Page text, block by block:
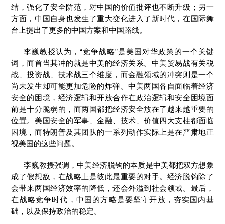
结，强化了安全防范，对中国的价值批评也不断升级；另一
方面，中国自身也发生了重大变化进入了新时代，在国际舞
台上提出了更多的中国方案和中国路线。
李巍教授认为，“竞争战略”是美国对华政策的一个关键
词，而首当其冲的就是中美的经济关系。中美贸易战有关税
战、投资战、技术战三个维度，而金融领域的冲突则是一个
尚未发生却可能更加危险的炸弹。中美两国各自面临着经济
安全的困境，经济逻辑和开放合作在政治逻辑和安全困境面
前是十分脆弱的，而两国都把经济安全放在了越来越重要的
位置。美国安全的军事、金融、技术、价值四大支柱都面临
困境，而特朗普及其团队的一系列动作实际上是在严肃地正
视美国的这些问题。
李巍教授强调，中美经济脱钩的本质是中美都把双方想象
成了假想敌，在战略上是彼此最重要的对手。经济脱钩除了
会带来两国经济效率的降低，还会外溢到社会领域。最后，
在战略竞争时代，中国的方略是要坚守开放，夯实国内基
础，以及保持政治的稳定。